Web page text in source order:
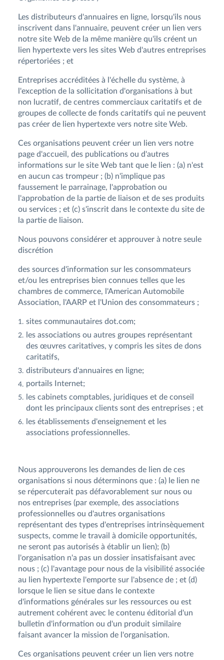
Les distributeurs d'annuaires en ligne, lorsqu'ils nous
inscrivent dans l'annuaire, peuvent créer un lien vers
notre site Web de la même manière qu'ils créent un
lien hypertexte vers les sites Web d'autres entreprises
répertoriées ; et
Entreprises accréditées à l'échelle du système, à
l'exception de la sollicitation d'organisations à but
non lucratif, de centres commerciaux caritatifs et de
groupes de collecte de fonds caritatifs qui ne peuvent
pas créer de lien hypertexte vers notre site Web.
Ces organisations peuvent créer un lien vers notre
page d'accueil, des publications ou d'autres
informations sur le site Web tant que le lien : (a) n'est
en aucun cas trompeur ; (b) n'implique pas
faussement le parrainage, l'approbation ou
l'approbation de la partie de liaison et de ses produits
ou services ; et (c) s'inscrit dans le contexte du site de
la partie de liaison.
Nous pouvons considérer et approuver à notre seule
discrétion
des sources d'information sur les consommateurs
et/ou les entreprises bien connues telles que les
chambres de commerce, l'American Automobile
Association, l'AARP et l'Union des consommateurs ;
sites communautaires dot.com;
les associations ou autres groupes représentant
des œuvres caritatives, y compris les sites de dons
caritatifs,
distributeurs d'annuaires en ligne;
portails Internet;
les cabinets comptables, juridiques et de conseil
dont les principaux clients sont des entreprises ; et
les établissements d'enseignement et les
associations professionnelles.
Nous approuverons les demandes de lien de ces
organisations si nous déterminons que : (a) le lien ne
se répercuterait pas défavorablement sur nous ou
nos entreprises (par exemple, des associations
professionnelles ou d'autres organisations
représentant des types d'entreprises intrinsèquement
suspects, comme le travail à domicile opportunités,
ne seront pas autorisés à établir un lien); (b)
l'organisation n'a pas un dossier insatisfaisant avec
nous ; (c) l'avantage pour nous de la visibilité associée
au lien hypertexte l'emporte sur l'absence de ; et (d)
lorsque le lien se situe dans le contexte
d'informations générales sur les ressources ou est
autrement cohérent avec le contenu éditorial d'un
bulletin d'information ou d'un produit similaire
faisant avancer la mission de l'organisation.
Ces organisations peuvent créer un lien vers notre